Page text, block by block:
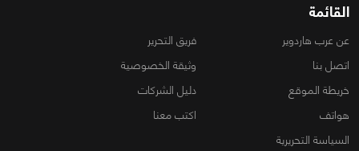
القائمة
عن عرب هاردوير
فريق التحرير
اتصل بنا
وثيقة الخصوصية
خريطة الموقع
دليل الشركات
هواتف
اكتب معنا
السياسة التحريرية